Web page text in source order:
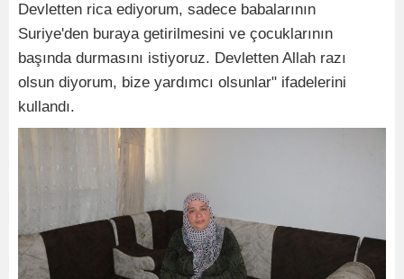
Devletten rica ediyorum, sadece babalarının
Suriye'den buraya getirilmesini ve çocuklarının
başında durmasını istiyoruz. Devletten Allah razı
olsun diyorum, bize yardımcı olsunlar" ifadelerini
kullandı.